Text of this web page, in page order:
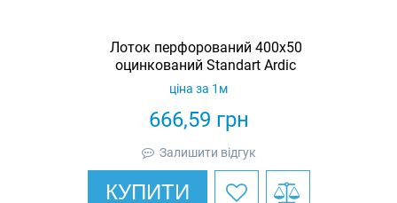
Лоток перфорований 400х50
оцинкований Standart Ardic
666,59 грн
ціна за 1м
Залишити відгук
КУПИТИ